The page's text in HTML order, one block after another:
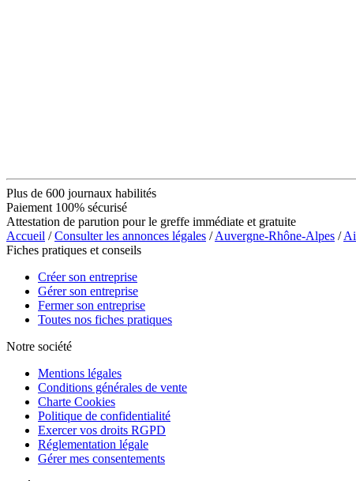
Plus de 600 journaux habilités
Paiement 100% sécurisé
Attestation de parution pour le greffe immédiate et gratuite
Accueil /Consulter les annonces légales /Auvergne-Rhône-Alpes /
Fiches pratiques et conseils
Créer son entreprise
Gérer son entreprise
Fermer son entreprise
Toutes nos fiches pratiques
Notre société
Mentions légales
Conditions générales de vente
Charte Cookies
Politique de confidentialité
Exercer vos droits RGPD
Réglementation légale
Gérer mes consentements